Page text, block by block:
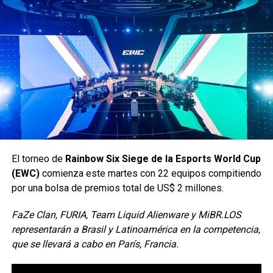
“Para Liverpool, las tiendas continúan evolucionando
como espacios de inspiración y conexión, donde la
experiencia física se complementa con capacidades
digitales para ofrecer una propuesta cada vez más
relevante para sus clientes”,
dijo Rodrigo Luna, CMO de Liverpool.
enterado de lo más atractivo del mundo geek, además
suscríbete a nuestro canal deYoutubeypodcast
Con motivo del próximo lanzamiento de PUBG:
Playgrounds, KRAFTON y CurseForge, una de las mayores
plataformas del mundo de mods y complementos,
PUBG: BATTLEGROUNDS UGC, una competición mundial
para creadores con un fondo de premios de $95,000
dólares.
El torneo de Rainbow Six Siege de la Esports World Cup
(EWC)comienza este martes con 22 equipos compitiendo
por una bolsa de premios total de US$ 2 millones.
FaZe Clan, FURIA, Team Liquid Alienware y MiBR.LOS
representarán a Brasil y Latinoamérica en la competencia,
que se llevará a cabo en París, Francia.